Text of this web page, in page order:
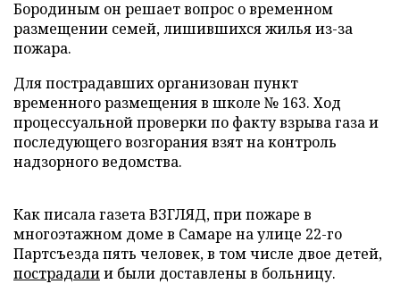
Бородиным он решает вопрос о временном
размещении семей, лишившихся жилья из-за
пожара.
Для пострадавших организован пункт
временного размещения в школе № 163. Ход
процессуальной проверки по факту взрыва газа и
последующего возгорания взят на контроль
надзорного ведомства.
Как писала газета ВЗГЛЯД, при пожаре в
многоэтажном доме в Самаре на улице 22-го
Партсъезда пять человек, в том числе двое детей,
пострадалии были доставлены в больницу.